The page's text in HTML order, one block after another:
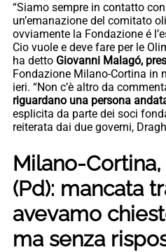
“Siamo sempre in contatto
un’emanazione del comitato
ovviamente la Fondazione é
Cio vuole e deve fare per le
ha detto Giovanni Malagó,
Fondazione Milano-Cortina in
ieri. “Non c’è altro da
riguardano una persona
esplicita da parte dei soci
reiterata dai due governi,
Milano-
(Pd): mancata
avevamo
ma senza